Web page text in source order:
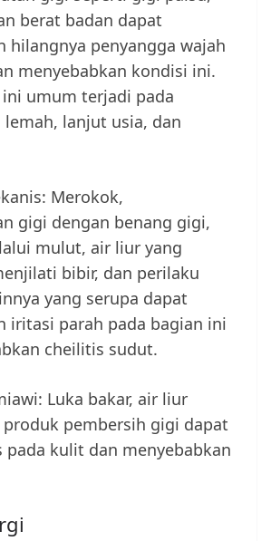
berat badan dapat
hilangnya penyangga wajah
menyebabkan kondisi ini.
umum terjadi pada
lanjut usia, dan
Merokok,
gigi dengan benang gigi,
mulut, air liur yang
bibir, dan perilaku
yang serupa dapat
iritasi parah pada bagian ini
cheilitis sudut.
Luka bakar, air liur
pembersih gigi dapat
pada kulit dan menyebabkan